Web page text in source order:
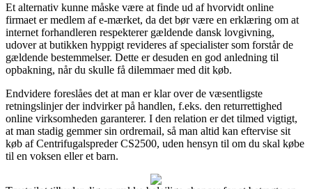
Et alternativ kunne måske være at finde ud af hvorvidt online
firmaet er medlem af e-mærket, da det bør være en erklæring om at
internet forhandleren respekterer gældende dansk lovgivning,
udover at butikken hyppigt revideres af specialister som forstår de
gældende bestemmelser. Dette er desuden en god anledning til
opbakning, når du skulle få dilemmaer med dit køb.
Endvidere foreslåes det at man er klar over de væsentligste
retningslinjer der indvirker på handlen, f.eks. den returrettighed
online virksomheden garanterer. I den relation er det tilmed vigtigt,
at man stadig gemmer sin ordremail, så man altid kan eftervise sit
køb af Centrifugalspreder CS2500, uden hensyn til om du skal købe
til en voksen eller et barn.